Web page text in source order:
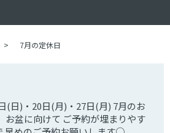
7月の定休日
(日)・20日(月)・27日(月) 7月のお
お盆に向けて ご予約が埋まりやす